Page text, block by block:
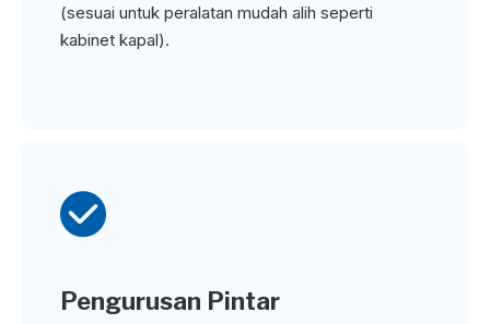
(sesuai untuk peralatan mudah alih seperti
kabinet kapal).

Pengurusan Pintar